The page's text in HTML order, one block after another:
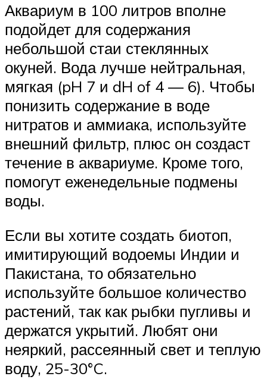
Аквариум в 100 литров вполне
подойдет для содержания
небольшой стаи стеклянных
окуней. Вода лучше нейтральная,
мягкая (pH 7 и dH of 4 — 6). Чтобы
понизить содержание в воде
нитратов и аммиака, используйте
внешний фильтр, плюс он создаст
течение в аквариуме. Кроме того,
помогут еженедельные подмены
воды.
Если вы хотите создать биотоп,
имитирующий водоемы Индии и
Пакистана, то обязательно
используйте большое количество
растений, так как рыбки пугливы и
держатся укрытий. Любят они
неяркий, рассеянный свет и теплую
воду, 25-30°C.